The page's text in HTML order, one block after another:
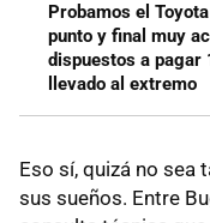
Probamos el
punto y final muy
dispuestos a pagar
llevado al extremo
Eso sí, quizá no sea
sus sueños. Entre